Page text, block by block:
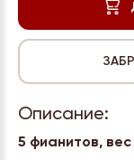
Описание:
5 фианитов, вес